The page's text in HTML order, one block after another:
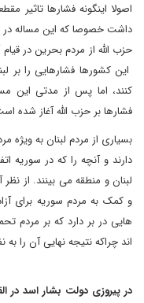
اصولا اینگونه فشارها تاثیر
داشت خصوصا که این مساله در
حزب الله از مردم بحرین در
این کشورها فشارهایی را بر
کنند، اما پس از مدتی این
فشارها بر حزب الله آغاز شده
بسیاری از مردم لبنان به ویژه
دارند و آنچه را که در سوریه
لبنان و منطقه می بینند. از
و کمک به مردم سوریه برای
هایی در بر دارد که بر مردم
اند چراکه نتیجه نهایی آن را
در پیروزی دولت بشار اسد در